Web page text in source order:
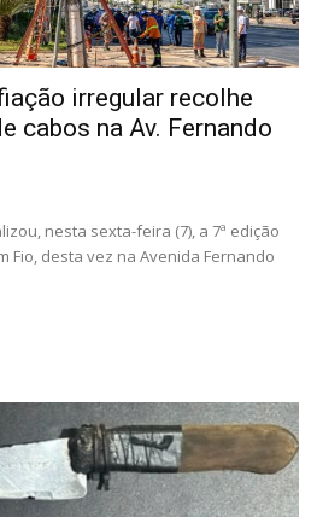
irregular recolhe
cabos na Av. Fernando
nesta sexta-feira (7), a 7ª edição
Fio, desta vez na Avenida Fernando